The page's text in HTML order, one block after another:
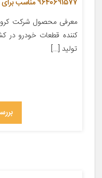
9640691577 مناسب برای پژو 206
معرفی محصول شرکت کروز
کننده قطعات خودرو در
تولید […]